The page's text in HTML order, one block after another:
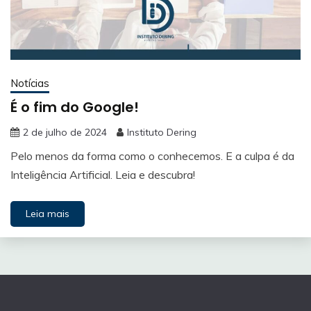
Notícias
É o fim do Google!
2 de julho de 2024 Instituto Dering
Pelo menos da forma como o conhecemos. E a culpa é da
Inteligência Artificial. Leia e descubra!
Leia mais